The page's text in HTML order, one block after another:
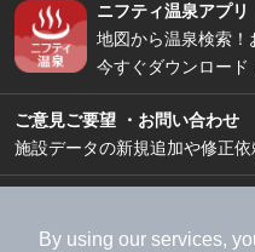
By using our services,
ニフティ温泉アプリ
地図から温泉検索！
今すぐダウンロード
ご意見ご要望 ・お問い合わせ
施設データの新規追加や修正
加盟店募集（資料